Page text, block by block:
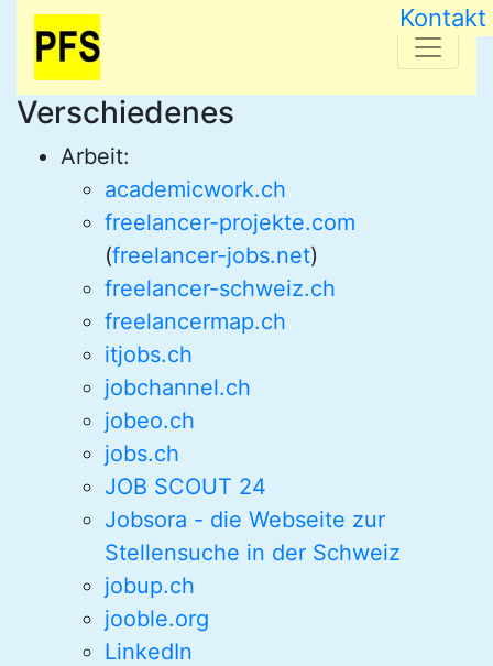
Kontakt
Verschiedenes
Arbeit:
academicwork.ch
freelancer-projekte.com
(freelancer-jobs.net)
freelancer-schweiz.ch
freelancermap.ch
itjobs.ch
jobchannel.ch
jobeo.ch
jobs.ch
JOB SCOUT 24
Jobsora - die Webseite zur
Stellensuche in der Schweiz
jobup.ch
jooble.org
LinkedIn